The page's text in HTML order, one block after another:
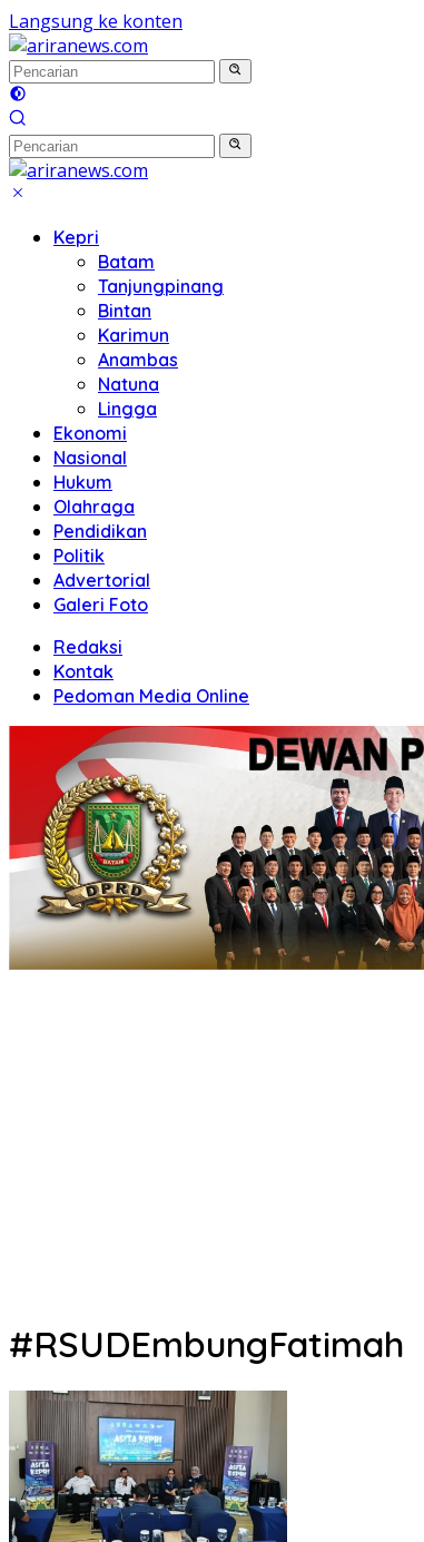
Langsung ke konten
Kepri
Batam
Tanjungpinang
Bintan
Karimun
Anambas
Natuna
Lingga
Ekonomi
Nasional
Hukum
Olahraga
Pendidikan
Politik
Advertorial
Galeri Foto
Redaksi
Kontak
Pedoman Media Online
#RSUDEmbungFatimah